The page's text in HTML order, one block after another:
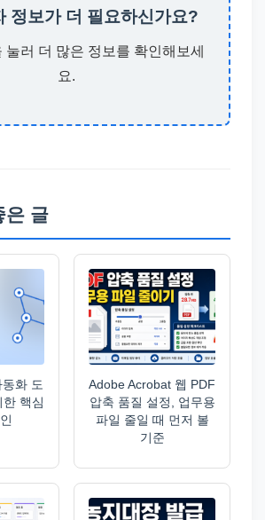
정보가 더 필요하신가요?
눌러 더 많은 정보를 확인해보세
요.
은 글
화 도
핵심
Adobe Acrobat 웹 PDF
압축 품질 설정, 업무용
파일 줄일 때 먼저 볼
기준